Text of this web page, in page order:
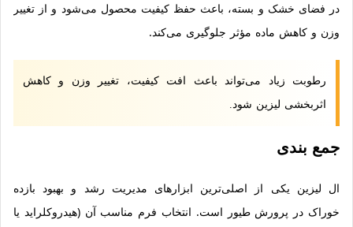
در فضای خشک و بسته، باعث حفظ کیفیت محصول می‌شود و از تغییر
وزن و کاهش ماده مؤثر جلوگیری می‌کند.
رطوبت زیاد می‌تواند باعث افت کیفیت، تغییر وزن و کاهش
اثربخشی لیزین شود.
جمع بندی
ال لیزین یکی از اصلی‌ترین ابزارهای مدیریت رشد و بهبود بازده
خوراک در پرورش طیور است. انتخاب فرم مناسب آن (هیدروکلراید یا